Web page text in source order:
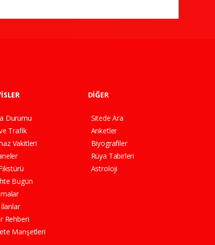
Durumu
Trafik
Vakitleri
Bugün
Rehberi
Manşetleri
DİĞER
Sitede Ara
Anketler
Biyografiler
Rüya Tabirleri
Astroloji